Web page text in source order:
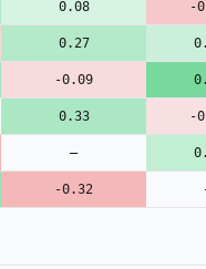
0.08 -
0.27
-0.09
0.33 -
—
-0.32